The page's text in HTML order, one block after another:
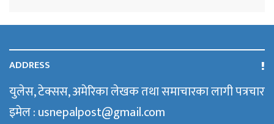
ADDRESS
युलेस, टेक्सस, अमेरिका लेखक तथा समाचारका लागी पत्रचार
इमेल : usnepalpost@gmail.com